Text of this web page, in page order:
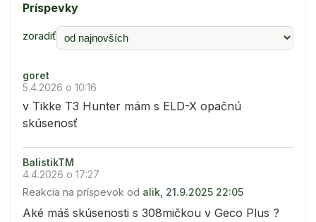
Príspevky
zoradiť
goret
5.4.2026 o 10:16
v Tikke T3 Hunter mám s ELD-X opačnú
skúsenosť
BalistikTM
4.4.2026 o 17:27
Reakcia na príspevok od alik, 21.9.2025 22:05
Aké máš skúsenosti s 308mičkou v Geco Plus ?